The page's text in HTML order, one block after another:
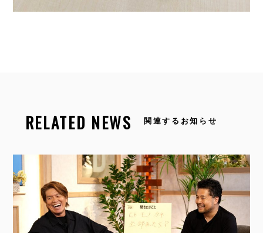
RELATED NEWS 関連するお知らせ